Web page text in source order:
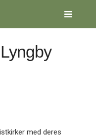
med deres